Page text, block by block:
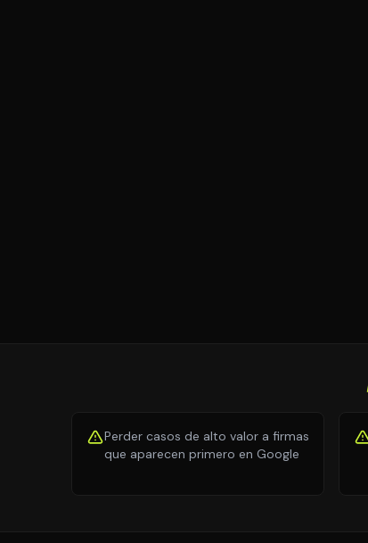
Perder casos de alto valor a firmas
que aparecen primero en Google